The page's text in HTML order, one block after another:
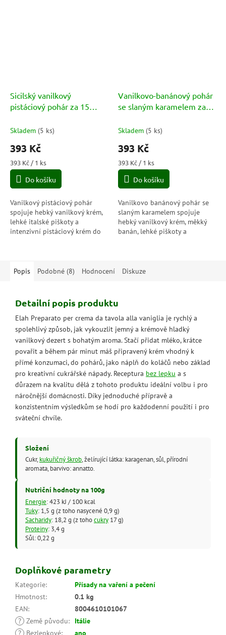
Sicilský vanilkový
pistáciový pohár za 15
Vaniglia e Pistacchio)
Skladem (5 ks)
393 Kč
Měrná
cena:
393 Kč / 1 ks
Do košíku
Vanilkový pistáciový pohár
spojuje hebký vanilkový krém,
lehké italské piškoty a
intenzivní pistáciový krém do
Vanilkovo-banánový pohár
se slaným karamelem za
Vaniglia, Banana e
Skladem (5 ks)
393 Kč
Měrná
cena:
393 Kč / 1 ks
Do košíku
Vanilkovo banánový pohár se
slaným karamelem spojuje
hebký vanilkový krém, měkký
banán, lehké piškoty a
Popis
Podobné (8) Hodnocení Diskuze
Detailní popis produktu
Elah Preparato per crema da tavola alla vaniglia je rychlý a
spolehlivý způsob, jak vykouzlit jemný a krémově hladký
vanilkový dezert s bohatým aroma. Stačí přidat mléko, krátce
povařit a během pár minut máš připravený krém vhodný k
přímé konzumaci, do pohárů, jako náplň do koláčů nebo základ
pro kreativní cukrářské nápady. Receptura bez lepku a s
důrazem na kvalitu dělá z tohoto produktu ideální volbu i pro
náročnější domácnosti. Díky jednoduché přípravě a
konzistentním výsledkům se hodí pro každodenní použití i pro
sváteční chvíle.
Složení
Cukr, kukuřičný škrob, želírující látka: karagenan, sůl, přírodní
aromata, barvivo: annatto.
Nutriční hodnoty na 100g
Energie: 423 kJ / 100 kcal
Tuky: 1,5 g (z toho nasycené 0,9 g)
Sacharidy: 18,2 g (z tohocukry17 g)
Proteiny: 3,4 g
Sůl: 0,22 g
Doplňkové parametry
Kategorie:
Přísady na vaření a pečení
Hmotnost:
0.1 kg
EAN:
8004610101067
? Země původu:
Itálie
?
Bezlepkové: ano